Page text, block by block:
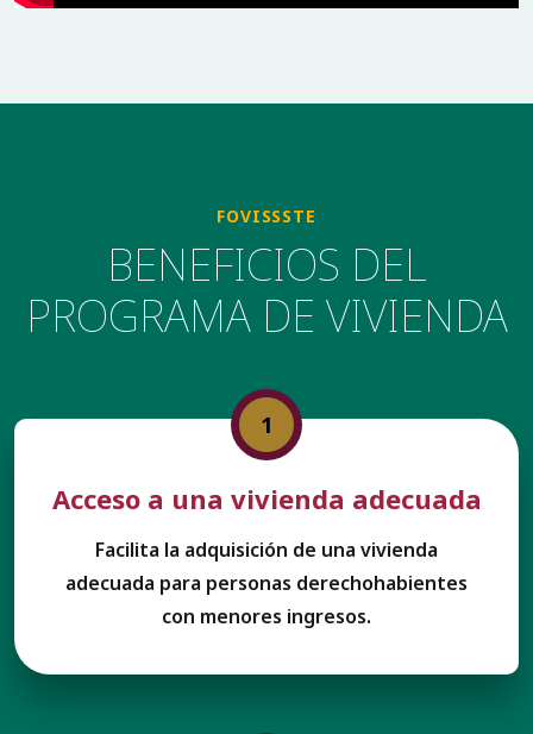
FOVISSSTE
BENEFICIOS DEL
PROGRAMA DE VIVIENDA
1
Acceso a una vivienda adecuada
Facilita la adquisición de una vivienda
adecuada para personas derechohabientes
con menores ingresos.